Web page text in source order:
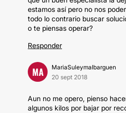
estamos así pero no nos
todo lo contrario buscar
o te piensas operar?
Responder
MA
MariaSuleymaIbarguen
20 sept 2018
Aun no me opero, pienso
algunos kilos por bajar por